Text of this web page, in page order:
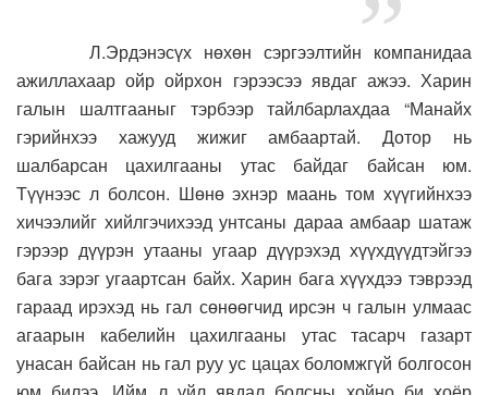
Л.Эрдэнэсүх нөхөн сэргээлтийн компанидаа
ажиллахаар ойр ойрхон гэрээсээ явдаг ажээ. Харин
галын шалтгааныг тэрбээр тайлбарлахдаа “Манайх
гэрийнхээ хажууд жижиг амбаартай. Дотор нь
шалбарсан цахилгааны утас байдаг байсан юм.
Түүнээс л болсон. Шөнө эхнэр маань том хүүгийнхээ
хичээлийг хийлгэчихээд унтсаны дараа амбаар шатаж
гэрээр дүүрэн утааны угаар дүүрэхэд хүүхдүүдтэйгээ
бага зэрэг угаартсан байх. Харин бага хүүхдээ тэврээд
гараад ирэхэд нь гал сөнөөгчид ирсэн ч галын улмаас
агаарын кабелийн цахилгааны утас тасарч газарт
унасан байсан нь гал руу ус цацах боломжгүй болгосон